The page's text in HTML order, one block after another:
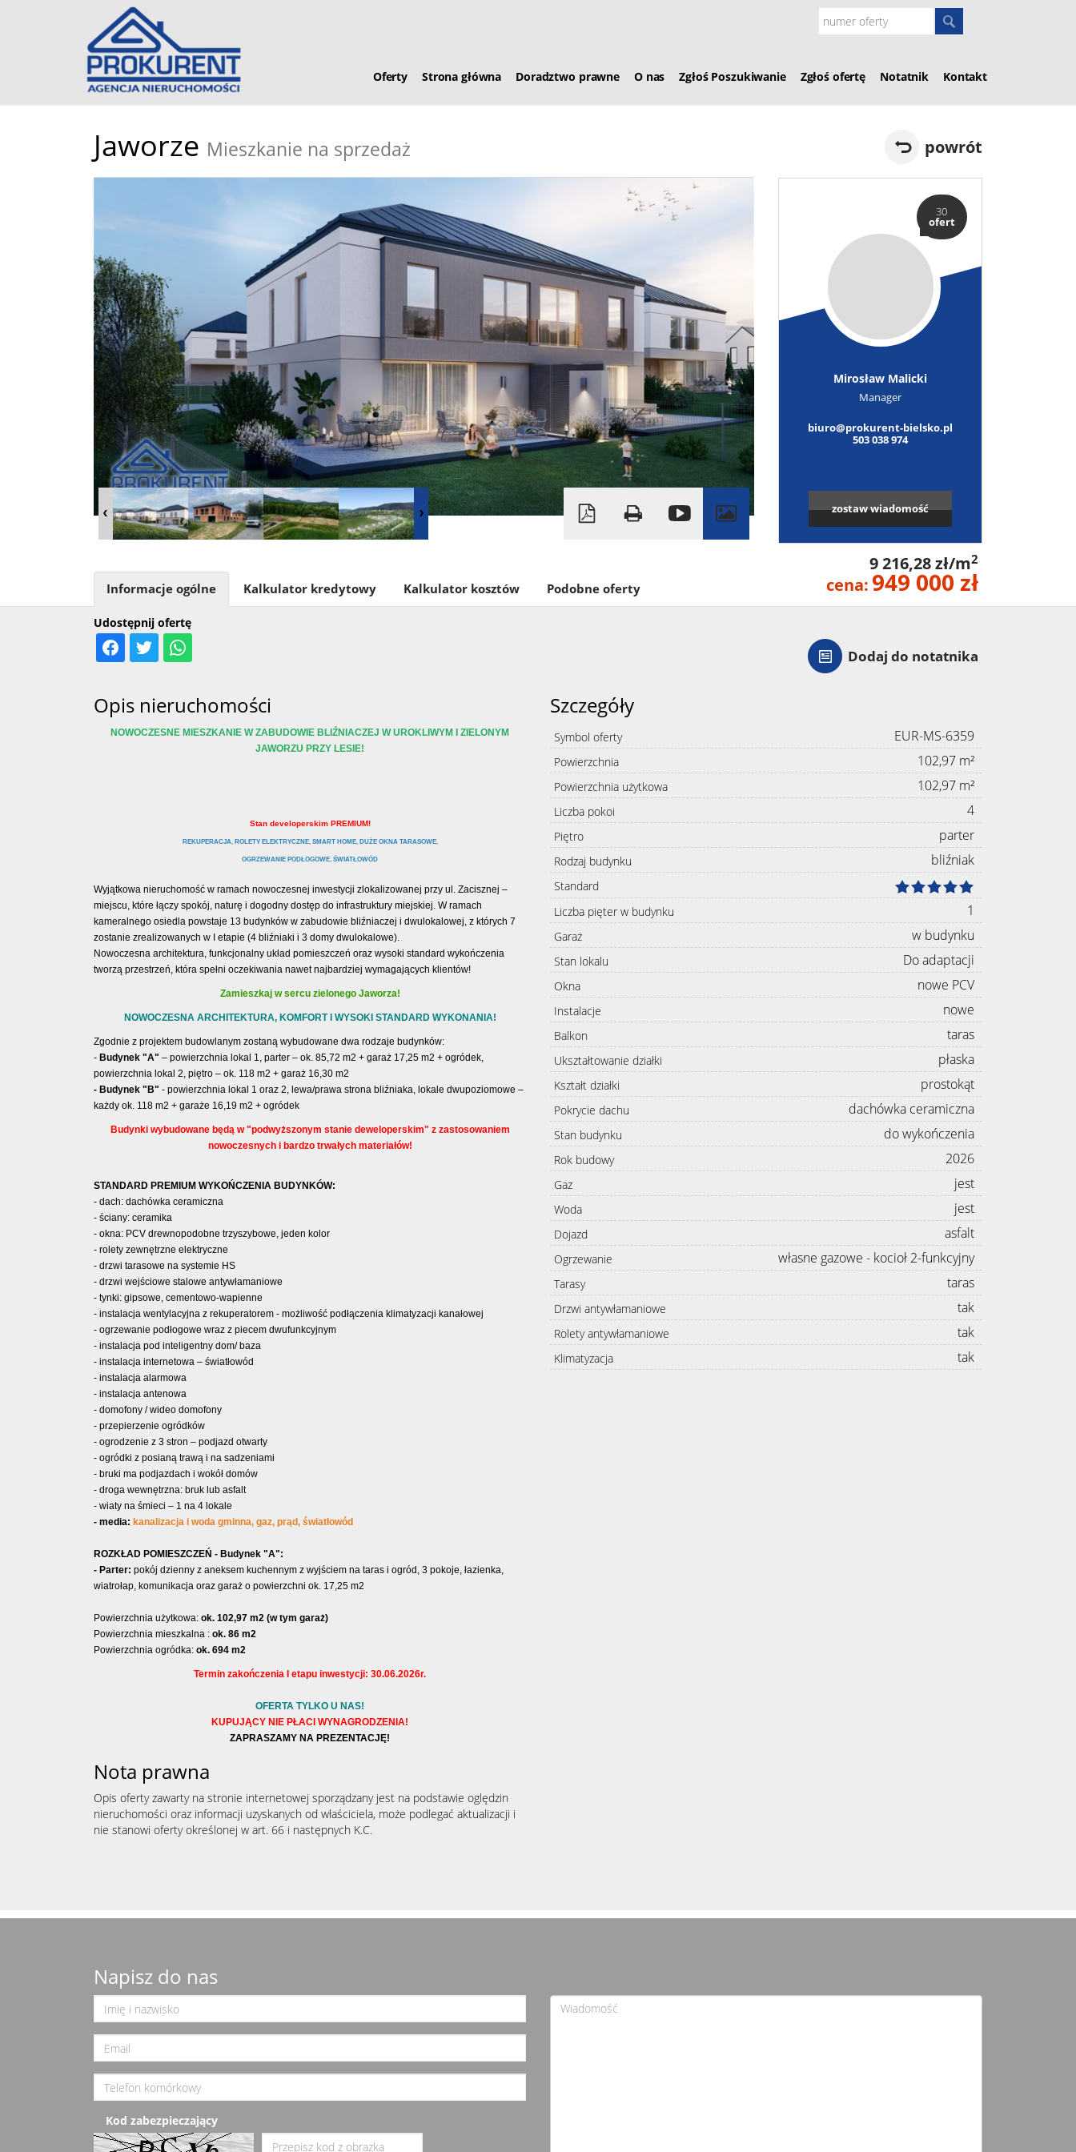
Oferty Strona główna Doradztwo prawne O nas Zgłoś Poszukiwanie Zgłoś ofertę Notatnik Kontakt
Jaworze Mieszkanie na sprzedaż powrót
30
ofert
Mirosław Malicki
Manager
biuro@prokurent-bielsko.pl
503 038 974
zostaw wiadomość
9 216,28 zł/m2
cena: 949 000 zł
Dodaj do notatnika
Udostępnij ofertę
Informacje ogólne Kalkulator kredytowy Kalkulator kosztów Podobne oferty
Opis nieruchomości
NOWOCZESNE MIESZKANIE W ZABUDOWIE BLIŹNIACZEJ W UROKLIWYM I ZIELONYM
JAWORZU PRZY LESIE!
Stan developerskim PREMIUM!
REKUPERACJA, ROLETY ELEKTRYCZNE, SMART HOME, DUŻE OKNA TARASOWE,
OGRZEWANIE PODŁOGOWE, ŚWIATŁOWÓD
Wyjątkowa nieruchomość w ramach nowoczesnej inwestycji zlokalizowanej przy ul. Zacisznej –
miejscu, które łączy spokój, naturę i dogodny dostęp do infrastruktury miejskiej. W ramach
kameralnego osiedla powstaje 13 budynków w zabudowie bliźniaczej i dwulokalowej, z których 7
zostanie zrealizowanych w I etapie (4 bliźniaki i 3 domy dwulokalowe).
Nowoczesna architektura, funkcjonalny układ pomieszczeń oraz wysoki standard wykończenia
tworzą przestrzeń, która spełni oczekiwania nawet najbardziej wymagających klientów!
Zamieszkaj w sercu zielonego Jaworza!
NOWOCZESNA ARCHITEKTURA, KOMFORT I WYSOKI STANDARD WYKONANIA!
Zgodnie z projektem budowlanym zostaną wybudowane dwa rodzaje budynków:
- Budynek "A" – powierzchnia lokal 1, parter – ok. 85,72 m2 + garaż 17,25 m2 + ogródek,
powierzchnia lokal 2, piętro – ok. 118 m2 + garaż 16,30 m2
- Budynek "B" - powierzchnia lokal 1 oraz 2, lewa/prawa strona bliźniaka, lokale dwupoziomowe –
każdy ok. 118 m2 + garaże 16,19 m2 + ogródek
Budynki wybudowane będą w "podwyższonym stanie deweloperskim" z zastosowaniem
nowoczesnych i bardzo trwałych materiałów!
STANDARD PREMIUM WYKOŃCZENIA BUDYNKÓW:
- dach: dachówka ceramiczna
- ściany: ceramika
- okna: PCV drewnopodobne trzyszybowe, jeden kolor
- rolety zewnętrzne elektryczne
- drzwi tarasowe na systemie HS
- drzwi wejściowe stalowe antywłamaniowe
- tynki: gipsowe, cementowo-wapienne
- instalacja wentylacyjna z rekuperatorem - możliwość podłączenia klimatyzacji kanałowej
- ogrzewanie podłogowe wraz z piecem dwufunkcyjnym
- instalacja pod inteligentny dom/ baza
- instalacja internetowa – światłowód
- instalacja alarmowa
- instalacja antenowa
- domofony / wideo domofony
- przepierzenie ogródków
- ogrodzenie z 3 stron – podjazd otwarty
- ogródki z posianą trawą i na sadzeniami
- bruki ma podjazdach i wokół domów
- droga wewnętrzna: bruk lub asfalt
- wiaty na śmieci – 1 na 4 lokale
- media: kanalizacja i woda gminna, gaz, prąd, światłowód
ROZKŁAD POMIESZCZEŃ - Budynek "A":
- Parter: pokój dzienny z aneksem kuchennym z wyjściem na taras i ogród, 3 pokoje, łazienka,
wiatrołap, komunikacja oraz garaż o powierzchni ok. 17,25 m2
Powierzchnia użytkowa: ok. 102,97 m2 (w tym garaż)
Powierzchnia mieszkalna : ok. 86 m2
Powierzchnia ogródka: ok. 694 m2
Termin zakończenia I etapu inwestycji: 30.06.2026r.
OFERTA TYLKO U NAS!
KUPUJĄCY NIE PŁACI WYNAGRODZENIA!
ZAPRASZAMY NA PREZENTACJĘ!
Nota prawna
Opis oferty zawarty na stronie internetowej sporządzany jest na podstawie oględzin
nieruchomości oraz informacji uzyskanych od właściciela, może podlegać aktualizacji i
nie stanowi oferty określonej w art. 66 i następnych K.C.
Szczegóły
Symbol oferty EUR-MS-6359
Powierzchnia 102,97 m²
Powierzchnia użytkowa 102,97 m²
Liczba pokoi 4
Piętro parter
Rodzaj budynku bliźniak
Standard
Liczba pięter w budynku
1
Garaż w budynku
Stan lokalu Do adaptacji
Okna nowe PCV
Instalacje nowe
Balkon taras
Ukształtowanie działki płaska
Kształt działki prostokąt
Pokrycie dachu dachówka ceramiczna
Stan budynku do wykończenia
Rok budowy 2026
Gaz jest
Woda jest
Dojazd asfalt
Ogrzewanie własne gazowe - kocioł 2-funkcyjny
Tarasy taras
Drzwi antywłamaniowe tak
Rolety antywłamaniowe tak
Klimatyzacja tak
Napisz do nas
Kod zabezpieczający